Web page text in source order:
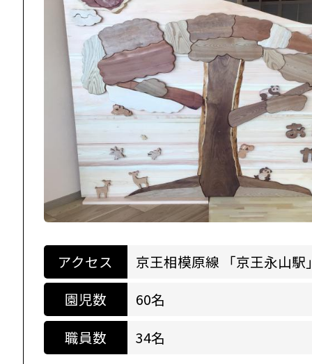
アクセス
京王相模原線 「京王永山駅
園児数
60名
職員数
34名